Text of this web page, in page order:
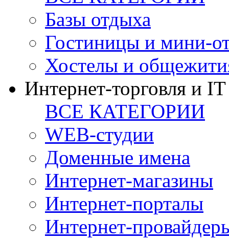
Базы отдыха
Гостиницы и мини-
Хостелы и
Интернет-торговля и IT
ВСЕ КАТЕГОРИИ
WEB-студии
Доменные имена
Интернет-магазины
Интернет-порталы
Интернет-